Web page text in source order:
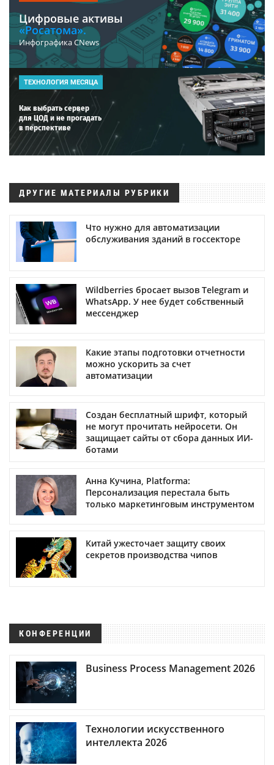
Цифровые активы
«Росатома».
Инфографика CNews
ТЕХНОЛОГИЯ МЕСЯЦА
Как выбрать сервер
для ЦОД и не прогадать
в перспективе
ДРУГИЕ МАТЕРИАЛЫ РУБРИКИ
Что нужно для автоматизации
обслуживания зданий в госсекторе
Wildberries бросает вызов Telegram и
WhatsApp. У нее будет собственный
мессенджер
Какие этапы подготовки отчетности
можно ускорить за счет
автоматизации
Создан бесплатный шрифт, который
не могут прочитать нейросети. Он
защищает сайты от сбора данных ИИ-
ботами
Анна Кучина, Platforma:
Персонализация перестала быть
только маркетинговым инструментом
Китай ужесточает защиту своих
секретов производства чипов
КОНФЕРЕНЦИИ
Business Process Management 2026
Технологии искусственного
интеллекта 2026